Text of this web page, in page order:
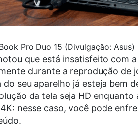
Pro Duo 15 (Divulgação: Asus)
que está insatisfeito com
durante a reprodução de
do seu aparelho já esteja bem
da tela seja HD
nesse caso, você pode